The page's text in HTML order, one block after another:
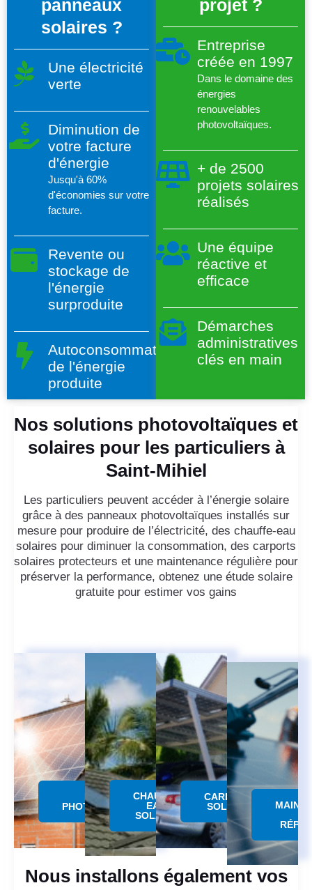
panneaux
solaires ?
Une électricité
verte
Diminution de
votre facture
d'énergie
Jusqu'à 60%
d'économies sur votre
facture.
Revente ou
stockage de
l'énergie
surproduite
Autoconsommation
de l'énergie
produite
projet ?
Entreprise
créée en 1997
Dans le domaine des
énergies
renouvelables
photovoltaïques.
+ de 2500
projets solaires
réalisés
Une équipe
réactive et
efficace
Démarches
administratives
clés en main
Nos solutions photovoltaïques et
solaires pour les particuliers à
Saint-Mihiel
Les particuliers peuvent accéder à l’énergie solaire
grâce à des panneaux photovoltaïques installés sur
mesure pour produire de l’électricité, des chauffe-eau
solaires pour diminuer la consommation, des carports
solaires protecteurs et une maintenance régulière pour
préserver la performance, obtenez une étude solaire
gratuite pour estimer vos gains
PANNEAU
PHOTOVOLTAÏQUE
CHAUFFE
EAU
SOLAIRE
CARPORT
SOLAIRE
Nous installons également vos